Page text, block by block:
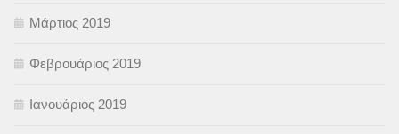
Μάρτιος 2019
Φεβρουάριος 2019
Ιανουάριος 2019